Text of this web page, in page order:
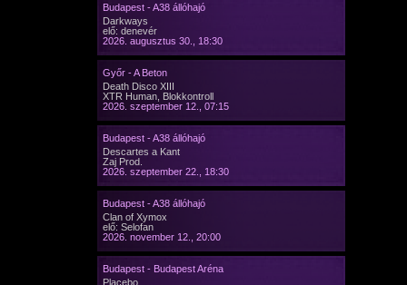
Budapest - A38 állóhajó
Darkways
elő: denevér
2026. augusztus 30., 18:30
Győr - A Beton
Death Disco XIII
XTR Human, Blokkontroll
2026. szeptember 12., 07:15
Budapest - A38 állóhajó
Descartes a Kant
Zaj Prod.
2026. szeptember 22., 18:30
Budapest - A38 állóhajó
Clan of Xymox
elő: Selofan
2026. november 12., 20:00
Budapest - Budapest Aréna
Placebo